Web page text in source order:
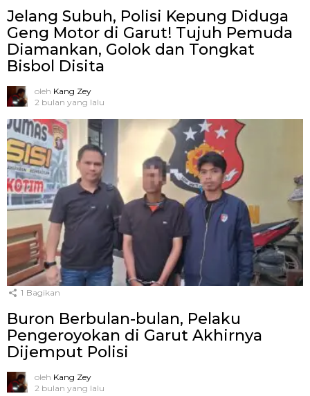
Jelang Subuh, Polisi Kepung Diduga
Geng Motor di Garut! Tujuh Pemuda
Diamankan, Golok dan Tongkat
Bisbol Disita
oleh Kang Zey
2 bulan yang lalu
1 Bagikan
Buron Berbulan-bulan, Pelaku
Pengeroyokan di Garut Akhirnya
Dijemput Polisi
oleh Kang Zey
2 bulan yang lalu